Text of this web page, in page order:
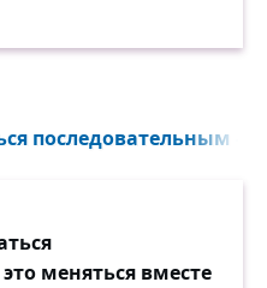
последовательным —
меняться вместе